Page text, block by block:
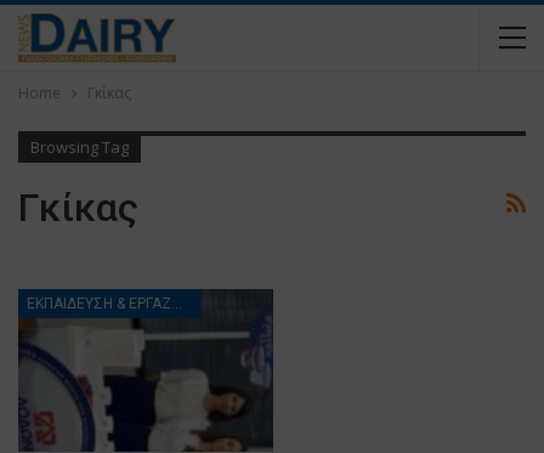
Home Γκίκας
Browsing Tag
Γκίκας